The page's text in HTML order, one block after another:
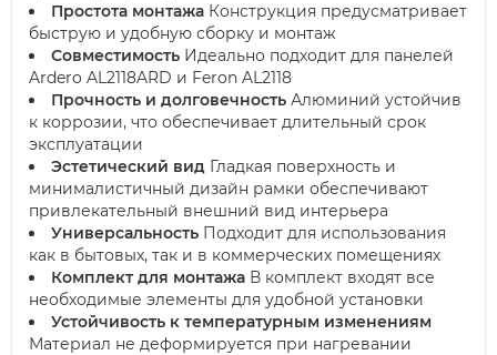
Простота монтажа Конструкция предусматривает
быструю и удобную сборку и монтаж
Совместимость Идеально подходит для панелей
Ardero AL2118ARD и Feron AL2118
Прочность и долговечность Алюминий устойчив
к коррозии, что обеспечивает длительный срок
эксплуатации
Эстетический вид Гладкая поверхность и
минималистичный дизайн рамки обеспечивают
привлекательный внешний вид интерьера
Универсальность Подходит для использования
как в бытовых, так и в коммерческих помещениях
Комплект для монтажа В комплект входят все
необходимые элементы для удобной установки
Устойчивость к температурным изменениям
Материал не деформируется при нагревании